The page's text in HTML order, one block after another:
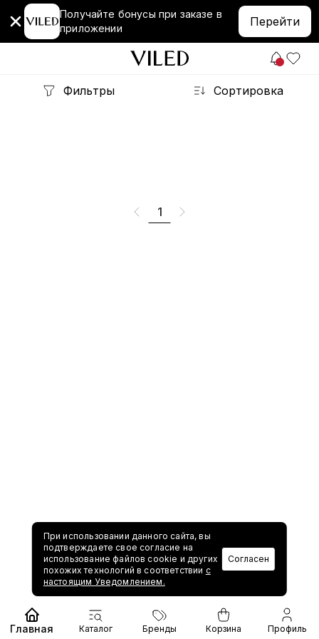
Получайте бонусы при заказе в
приложении
Перейти
Фильтры Сортировка
1
При использовании данного сайта, вы
подтверждаете свое согласие на
использование файлов cookie и других
похожих технологий в соответствии с
настоящим Уведомлением.
Согласен
Главная Каталог Бренды Корзина Профиль